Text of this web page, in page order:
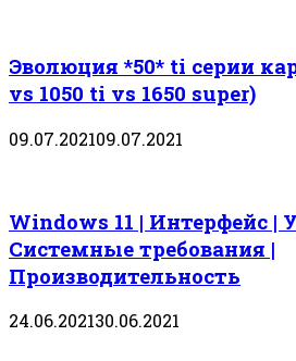
Эволюция *50* ti серии
vs 1050 ti vs 1650 super)
09.07.202109.07.2021
Windows 11 | Интерфейс |
Системные требования |
Производительность
24.06.202130.06.2021